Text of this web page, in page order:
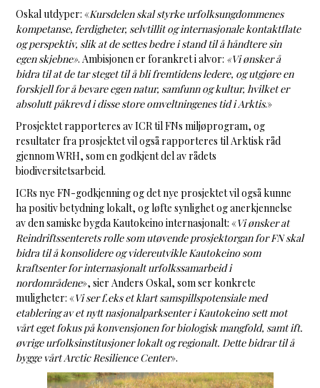
Oskal utdyper: «Kursdelen skal styrke urfolksungdommenes
kompetanse, ferdigheter, selvtillit og internasjonale kontaktflate
og perspektiv, slik at de settes bedre i stand til å håndtere sin
egen skjebne». Ambisjonen er forankret i alvor: «Vi ønsker å
bidra til at de tar steget til å bli fremtidens ledere, og utgjøre en
forskjell for å bevare egen natur, samfunn og kultur, hvilket er
absolutt påkrevd i disse store omveltningenes tid i Arktis.»
Prosjektet rapporteres av ICR til FNs miljøprogram, og
resultater fra prosjektet vil også rapporteres til Arktisk råd
gjennom WRH, som en godkjent del av rådets
biodiversitetsarbeid.
ICRs nye FN-godkjenning og det nye prosjektet vil også kunne
ha positiv betydning lokalt, og løfte synlighet og anerkjennelse
av den samiske bygda Kautokeino internasjonalt: «Vi ønsker at
Reindriftssenterets rolle som utøvende prosjektorgan for FN skal
bidra til å konsolidere og videreutvikle Kautokeino som
kraftsenter for internasjonalt urfolkssamarbeid i
nordområdene», sier Anders Oskal, som ser konkrete
muligheter: «Vi ser f.eks et klart samspillspotensiale med
etablering av et nytt nasjonalparksenter i Kautokeino sett mot
vårt eget fokus på konvensjonen for biologisk mangfold, samt ift.
øvrige urfolksinstitusjoner lokalt og regionalt. Dette bidrar til å
bygge vårt Arctic Resilience Center».